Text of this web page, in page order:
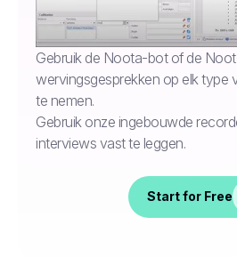
Gebruik de Noota-bot of de
wervingsgesprekken op elk type
te nemen.
Gebruik onze ingebouwde
interviews vast te leggen.
Start for Free